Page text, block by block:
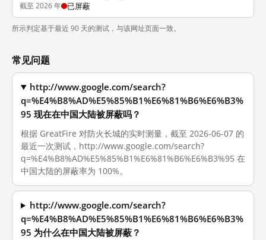
截至 2026 年 已屏蔽
所示判定基于最近 90 天的测试，与该网址页面一致。
常见问题
http://www.google.com/search?
q=%E4%B8%AD%E5%85%B1%E6%81%B6%E6%B3%
95 现在在中国大陆被屏蔽吗？
根据 GreatFire 对防火长城的实时测量，截至 2026-06-07 的
最近一次测试，http://www.google.com/search?
q=%E4%B8%AD%E5%85%B1%E6%81%B6%E6%B3%95 在
中国大陆的屏蔽率为 100%。
http://www.google.com/search?
q=%E4%B8%AD%E5%85%B1%E6%81%B6%E6%B3%
95 为什么在中国大陆被屏蔽？